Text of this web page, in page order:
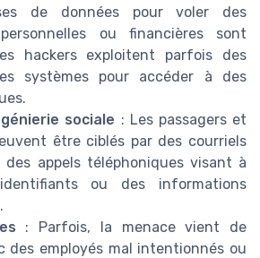
de données pour voler des
ou financières sont
hackers exploitent parfois des
systèmes pour accéder à des
sociale : Les passagers et
être ciblés par des courriels
appels téléphoniques visant à
ou des informations
: Parfois, la menace vient de
des employés mal intentionnés ou